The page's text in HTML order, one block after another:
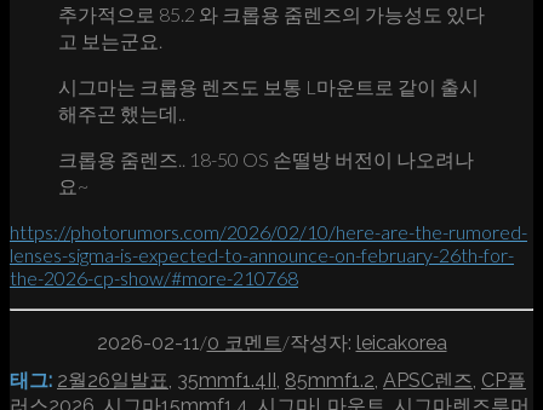
추가적으로 85.2 와 크롭용 줌렌즈의 가능성도 있다
고 보는군요.
시그마는 크롭용 렌즈도 보통 L마운트로 같이 출시
해주곤 했는데..
크롭용 줌렌즈.. 18-50 OS 손떨방 버전이 나오려나
요~
https://photorumors.com/2026/02/10/here-are-the-rumored-
lenses-sigma-is-expected-to-announce-on-february-26th-for-
the-2026-cp-show/#more-210768
2026-02-11/0 코멘트/작성자: leicakorea
태그: 2월26일발표, 35mmf1.4II, 85mmf1.2, APSC렌즈, CP플